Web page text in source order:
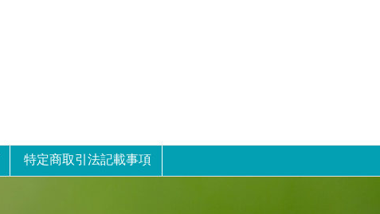
特定商取引法記載事項